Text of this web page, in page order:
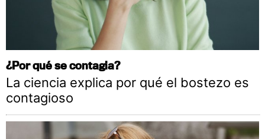
¿Por qué se contagia?
La ciencia explica por qué el bostezo es
contagioso